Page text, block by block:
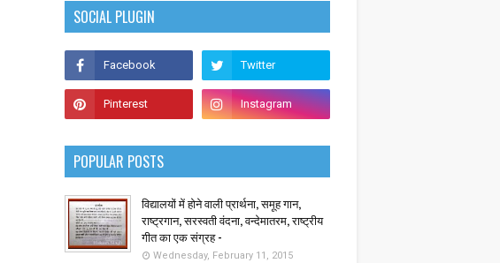
SOCIAL PLUGIN
POPULAR POSTS
विद्यालयों में होने वाली प्रार्थना, समूह गान,
राष्ट्रगान, सरस्वती वंदना, वन्देमातरम, राष्ट्रीय
गीत का एक संग्रह -
Wednesday, February 11, 2015